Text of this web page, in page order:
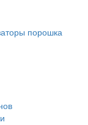
порошка